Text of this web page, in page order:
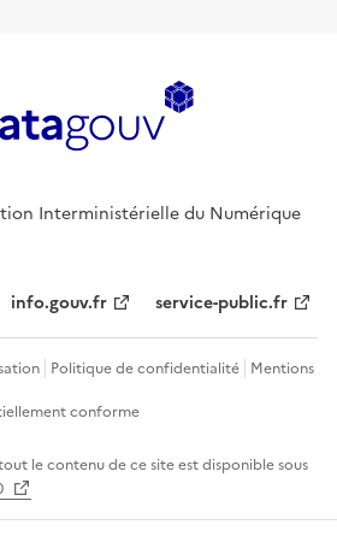
Interministérielle du Numérique
info.gouv.fr service-public.fr
Politique de confidentialité Mentions
conforme
le contenu de ce site est disponible sous